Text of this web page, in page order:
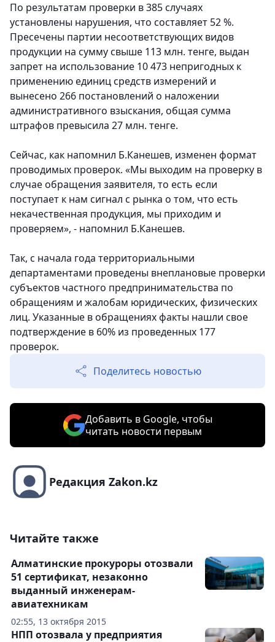
По результатам проверки в 385 случаях
установлены нарушения, что составляет 52 %.
Пресечены партии несоответствующих видов
продукции на сумму свыше 113 млн. тенге, выдан
запрет на использование 10 473 непригодных к
применению единиц средств измерений и
вынесено 266 постановлений о наложении
административного взыскания, общая сумма
штрафов превысила 27 млн. тенге.
Сейчас, как напомнил Б.Канешев, изменен формат
проводимых проверок. «Мы выходим на проверку в
случае обращения заявителя, то есть если
поступает к нам сигнал с рынка о том, что есть
некачественная продукция, мы приходим и
проверяем», - напомнил Б.Канешев.
Так, с начала года территориальными
департаментами проведены внеплановые проверки
субъектов частного предпринимательства по
обращениям и жалобам юридических, физических
лиц. Указанные в обращениях факты нашли свое
подтверждение в 60% из проведенных 177
проверок.
Поделитесь новостью
Добавить в Google, чтобы
читать новости первым
Редакция Zakon.kz
Читайте также
02:55, 13 октября 2015
Алматинские прокуроры отозвали
51 сертификат, незаконно
выданный инженерам-
авиатехникам
НПП отозвала у предприятия